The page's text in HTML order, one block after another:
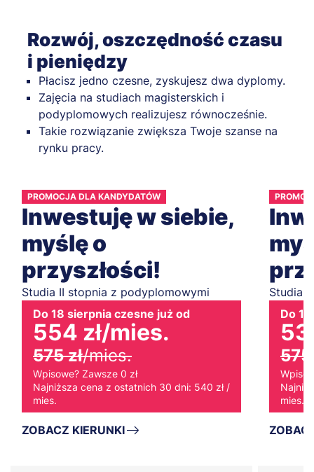
Rozwój, oszczędność czasu
i pieniędzy
Płacisz jedno czesne, zyskujesz dwa dyplomy.
Zajęcia na studiach magisterskich i
podyplomowych realizujesz równocześnie.
Takie rozwiązanie zwiększa Twoje szanse na
rynku pracy.
PROMOCJA DLA KANDYDATÓW
Inwestuję w siebie,
myślę o
przyszłości!
Studia II stopnia z podyplomowymi
Do 18 sierpnia czesne już od
554 zł/mies.
575 zł/mies.
Wpisowe? Zawsze 0 zł
Najniższa cena z ostatnich 30 dni: 540 zł /
mies.
ZOBACZ KIERUNKI
Studia
Do
575
mies.